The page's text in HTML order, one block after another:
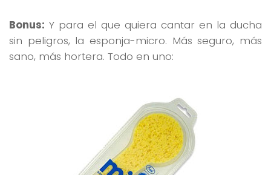
Bonus: Y para el que quiera cantar en la ducha
sin peligros, la esponja-micro. Más seguro, más
sano, más hortera. Todo en uno: